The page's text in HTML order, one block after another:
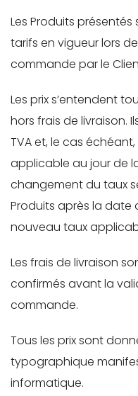
Les Produits
tarifs en vigueur lors
commande par le
Les prix s’entendent
hors frais de livraison.
TVA et, le cas
applicable au jour de
changement du taux
Produits après la date
nouveau taux
Les frais de livraison
confirmés avant la
commande.
Tous les prix sont
typographique
informatique.